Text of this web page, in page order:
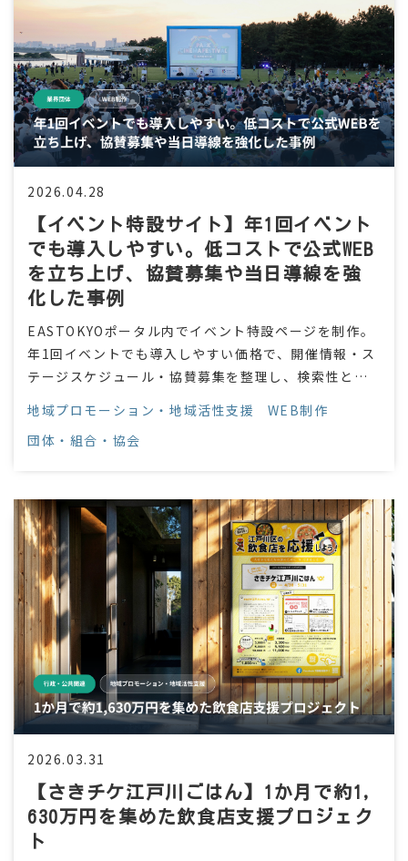
【イベント特設サイト】年1回イベント
でも導入しやすい。低コストで公式WEB
を立ち上げ、協賛募集や当日導線を強
化した事例
2026.04.28
EASTOKYOポータル内でイベント特設ページを制作。
年1回イベントでも導入しやすい価格で、開催情報・ス
テージスケジュール・協賛募集を整理し、検索性とシ
地域プロモーション・地域活性支援
WEB制作
団体・組合・協会
【さきチケ江戸川ごはん】1か月で約1,
630万円を集めた飲食店支援プロジェク
ト
2026.03.31